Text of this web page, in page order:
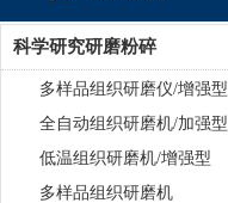
科学研究研磨粉碎
多样品组织研磨仪/增强型
全自动组织研磨机/加强型
低温组织研磨机/增强型
多样品组织研磨机